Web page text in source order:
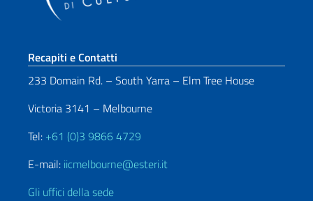
Sezione footer
Recapiti e Contatti
233 Domain Rd. – South Yarra – Elm Tree House
Victoria 3141 – Melbourne
Tel: +61 (0)3 9866 4729
E-mail: iicmelbourne@esteri.it
Gli uffici della sede